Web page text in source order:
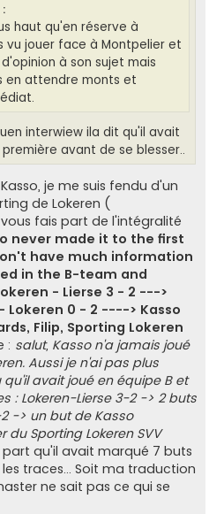
haut qu'en réserve à
vu jouer face à Montpelier et
à son sujet mais
en attendre monts et
interwiew ila dit qu'il avait
avant de se blesser..
je me suis fendu d'un
de Lokeren (
fais part de l'intégralité
never made it to the first
have much information
in the B-team and
- Lierse 3 - 2 --->
Lokeren 0 - 2 ----> Kasso
Filip, Sporting Lokeren
: salut, Kasso n'a jamais joué
Aussi je n'ai pas plus
avait joué en équipe B et
: Lokeren-Lierse 3-2 -> 2 buts
-> un but de Kasso
du Sporting Lokeren SVV
part qu'il avait marqué 7 buts
traces... Soit ma traduction
ne sait pas ce qui se